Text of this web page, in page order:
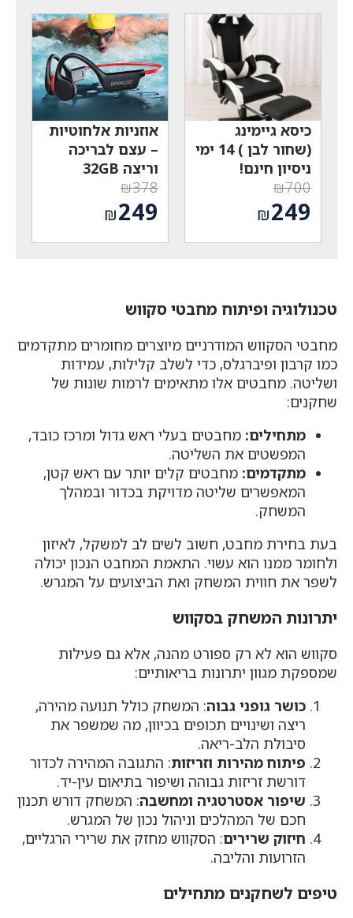
₪590.
הנוכחי
₪1,400.
הנוכחי
הוא:
₪949.
כיסא גיימינג
(שחור לבן ) 14 ימי
ניסיון חינם!
₪700
המחיר
המקורי
היה:
₪249
אוזניות אלחוטיות
– עצם לבריכה
וריצה 32GB
₪378
המחיר
המקורי
היה:
₪249
טכנולוגיה ופיתוח מחבטי סקווש
מחבטי הסקווש המודרניים מיוצרים מחומרים מתקדמים
כמו קרבון ופיברגלס, כדי לשלב קלילות, עמידות
ושליטה. מחבטים אלו מתאימים לרמות שונות של
שחקנים:
מתחילים: מחבטים בעלי ראש גדול ומרכז כובד,
המפשטים את השליטה.
מתקדמים: מחבטים קלים יותר עם ראש קטן,
המאפשרים שליטה מדויקת בכדור ובמהלך
המשחק.
בעת בחירת מחבט, חשוב לשים לב למשקל, לאיזון
ולחומר ממנו הוא עשוי. התאמת המחבט הנכון יכולה
לשפר את חווית המשחק ואת הביצועים על המגרש.
יתרונות המשחק בסקווש
סקווש הוא לא רק ספורט מהנה, אלא גם פעילות
שמספקת מגוון יתרונות בריאותיים:
כושר גופני גבוה: המשחק כולל תנועה מהירה,
ריצה ושינויים תכופים בכיוון, מה שמשפר את
סיבולת הלב-ריאה.
פיתוח מהירות וזריזות: התגובה המהירה לכדור
דורשת זריזות גבוהה ושיפור בתיאום עין-יד.
שיפור אסטרטגיה ומחשבה: המשחק דורש תכנון
חכם של המהלכים וניהול נכון של המגרש.
חיזוק שרירים: הסקווש מחזק את שרירי הרגליים,
הזרועות והליבה.
טיפים לשחקנים מתחילים